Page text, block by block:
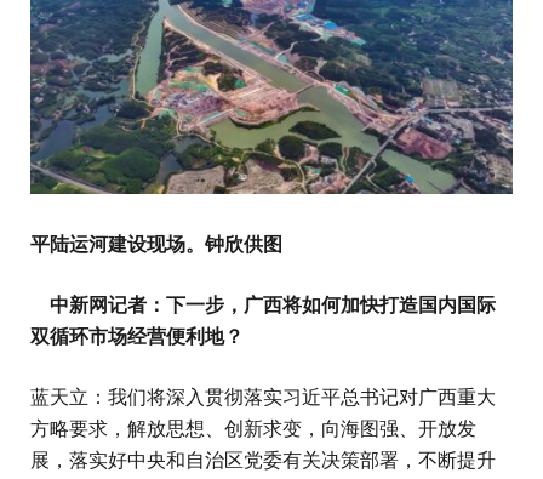
平陆运河建设现场。钟欣供图
中新网记者：下一步，广西将如何加快打造国内国际
双循环市场经营便利地？
蓝天立：我们将深入贯彻落实习近平总书记对广西重大
方略要求，解放思想、创新求变，向海图强、开放发
展，落实好中央和自治区党委有关决策部署，不断提升